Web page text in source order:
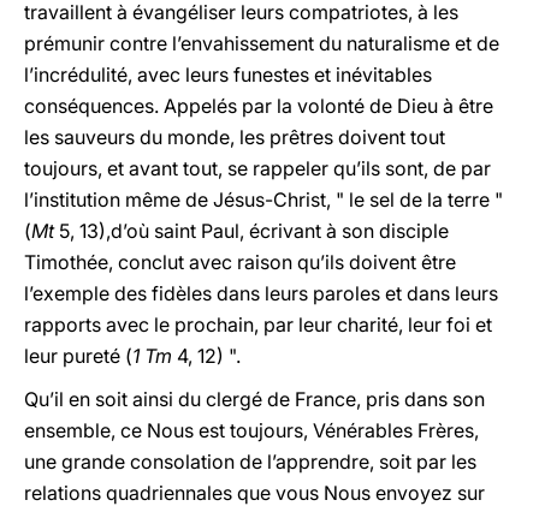
travaillent à évangéliser leurs compatriotes, à les
prémunir contre l’envahissement du naturalisme et de
l’incrédulité, avec leurs funestes et inévitables
conséquences. Appelés par la volonté de Dieu à être
les sauveurs du monde, les prêtres doivent tout
toujours, et avant tout, se rappeler qu’ils sont, de par
l’institution même de Jésus-Christ, " le sel de la terre "
(Mt5, 13),d’où saint Paul, écrivant à son disciple
Timothée, conclut avec raison qu’ils doivent être
l’exemple des fidèles dans leurs paroles et dans leurs
rapports avec le prochain, par leur charité, leur foi et
leur pureté (1 Tm 4, 12) ".
Qu’il en soit ainsi du clergé de France, pris dans son
ensemble, ce Nous est toujours, Vénérables Frères,
une grande consolation de l’apprendre, soit par les
relations quadriennales que vous Nous envoyez sur